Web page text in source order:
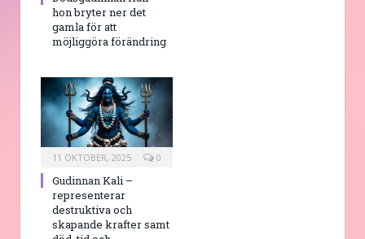
hon bryter ner det
gamla för att
möjliggöra förändring
11 OKTOBER, 2025 0
Gudinnan Kali –
representerar
destruktiva och
skapande krafter samt